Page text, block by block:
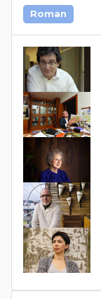
Roman